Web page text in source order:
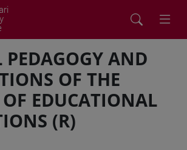
PEDAGOGY AND
OF THE
EDUCATIONAL
(R)